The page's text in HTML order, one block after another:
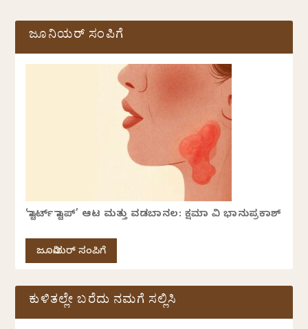
ಜೂನಿಯರ್ ಸಂಪಿಗೆ
‘ಸ್ಟಾರ್ಟ್ ಸ್ಟಾಪ್’ ಆಟ ಮತ್ತು ವಡಬಾನಲ: ಕ್ಷಮಾ ವಿ ಭಾನುಪ್ರಕಾಶ್
ಜೂನಿಯರ್ ಸಂಪಿಗೆ
ಕುಳಿತಲ್ಲೇ ಬರೆದು ನಮಗೆ ಸಲ್ಲಿಸಿ